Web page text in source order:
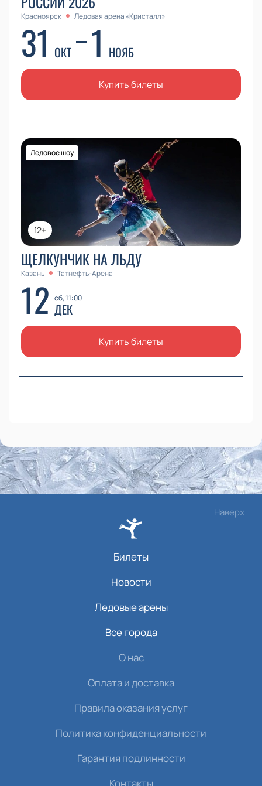
Красноярск Ледовая арена «Кристалл»
31 ОКТ 1 НОЯБ
Купить билеты
12+
Ледовое шоу
ЩЕЛКУНЧИК НА ЛЬДУ
Казань Татнефть-Арена
12 сб, 11:00
ДЕК
Купить билеты
Наверх
Билеты
Новости
Ледовые арены
Все города
О нас
Оплата и доставка
Правила оказания услуг
Политика конфиденциальности
Гарантия подлинности